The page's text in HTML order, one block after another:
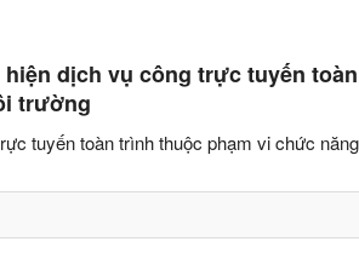
dịch vụ công trực tuyến
trường
tuyến toàn trình thuộc phạm vi chức